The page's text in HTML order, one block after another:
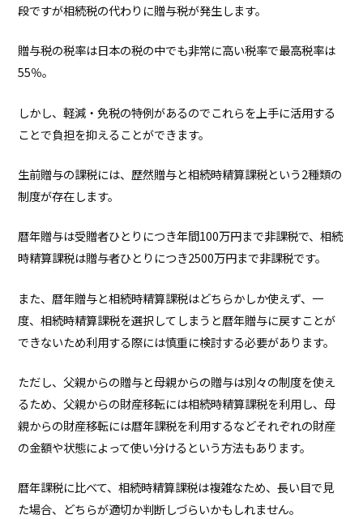
段ですが相続税の代わりに贈与税が発生します。
贈与税の税率は日本の税の中でも非常に高い税率で最高税率は
55％。
しかし、軽減・免税の特例があるのでこれらを上手に活用する
ことで負担を抑えることができます。
生前贈与の課税には、歴然贈与と相続時精算課税という2種類の
制度が存在します。
暦年贈与は受贈者ひとりにつき年間100万円まで非課税で、相続
時精算課税は贈与者ひとりにつき2500万円まで非課税です。
また、暦年贈与と相続時精算課税はどちらかしか使えず、一
度、相続時精算課税を選択してしまうと暦年贈与に戻すことが
できないため利用する際には慎重に検討する必要があります。
ただし、父親からの贈与と母親からの贈与は別々の制度を使え
るため、父親からの財産移転には相続時精算課税を利用し、母
親からの財産移転には暦年課税を利用するなどそれぞれの財産
の金額や状態によって使い分けるという方法もあります。
暦年課税に比べて、相続時精算課税は複雑なため、長い目で見
た場合、どちらが適切か判断しづらいかもしれません。